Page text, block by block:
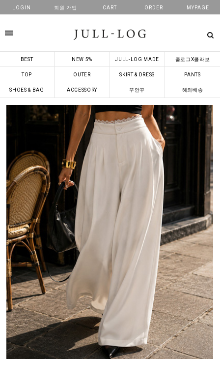
LOGIN 회원 가입 CART ORDER MYPAGE
BEST NEW 5% JULL-LOG MADE 줄로그X콜라보
TOP OUTER SKIRT & DRESS PANTS
SHOES & BAG ACCESSORY 꾸안꾸 해외배송